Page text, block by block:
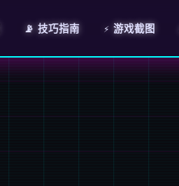
📡 技巧指南 ⚡ 游戏截图